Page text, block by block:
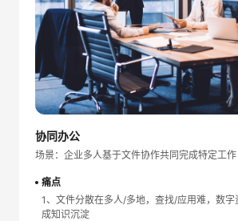
协同办公
场景：企业多人基于文件协作共同完成特定工作
痛点
1、文件分散在多人/多地，查找/应用难，数
成知识沉淀